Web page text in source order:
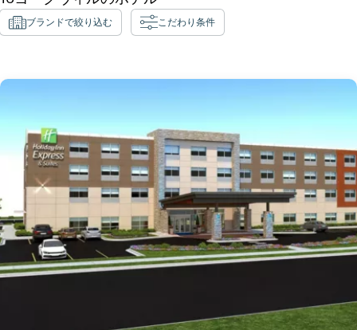
ブランドで絞り込む こだわり条件